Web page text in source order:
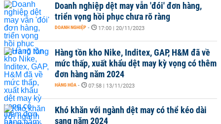
Doanh nghiệp dệt may vẫn 'đói' đơn hàng,
triển vọng hồi phục chưa rõ ràng
DOANH NGHIỆP - 17:00 | 20/11/2023
Hàng tồn kho Nike, Inditex, GAP, H&M đã về
mức thấp, xuất khẩu dệt may kỳ vọng có thêm
đơn hàng năm 2024
HÀNG HÓA - 07:58 | 13/11/2023
Khó khăn với ngành dệt may có thể kéo dài
sang năm 2024